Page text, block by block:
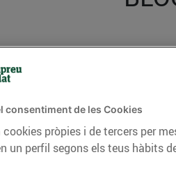
consells nutricionals,
CONSELLS I HÀBITS
consentiment de les Cookies
pròpies i de tercers per
un perfil segons els teus hàbits